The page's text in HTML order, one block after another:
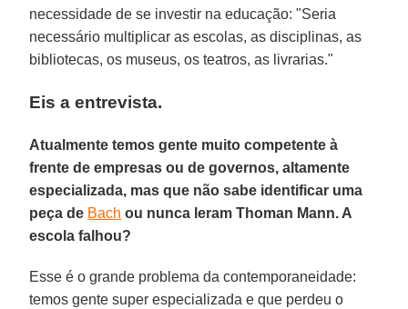
necessidade de se investir na educação: "Seria
necessário multiplicar as escolas, as disciplinas, as
bibliotecas, os museus, os teatros, as livrarias."
Eis a entrevista.
Atualmente temos gente muito competente à
frente de empresas ou de governos, altamente
especializada, mas que não sabe identificar uma
peça de Bach ou nunca leram Thoman Mann. A
escola falhou?
Esse é o grande problema da contemporaneidade:
temos gente super especializada e que perdeu o